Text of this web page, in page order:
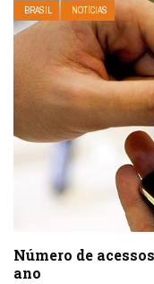
BRASIL NOTÍCIAS
Número de
ano